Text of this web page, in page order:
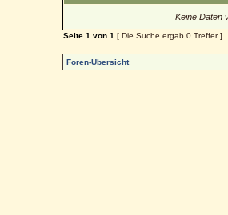
Keine Daten
Seite1 von1 [ Die Suche ergab 0 Treffer ]
Foren-Übersicht